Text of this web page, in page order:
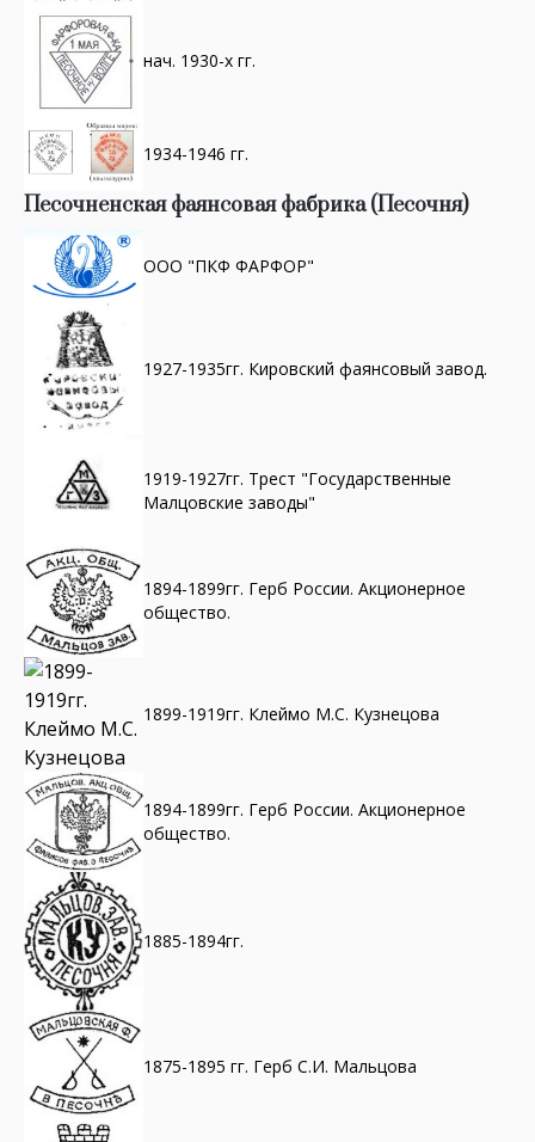
нач. 1930-х гг.
1934-1946 гг.
Песочненская фаянсовая фабрика (Песочня)
ООО "ПКФ ФАРФОР"
1927-1935гг. Кировский фаянсовый завод.
1919-1927гг. Трест "Государственные
Малцовские заводы"
1894-1899гг. Герб России. Акционерное
общество.
1899-1919гг. Клеймо М.С. Кузнецова
1894-1899гг. Герб России. Акционерное
общество.
1885-1894гг.
1875-1895 гг. Герб С.И. Мальцова